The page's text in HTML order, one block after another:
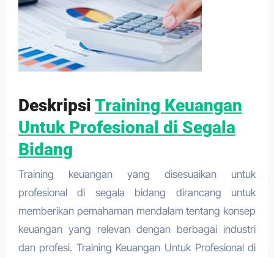
Deskripsi Training Keuangan
Untuk Profesional di Segala
Bidang
Training keuangan yang disesuaikan untuk
profesional di segala bidang dirancang untuk
memberikan pemahaman mendalam tentang konsep
keuangan yang relevan dengan berbagai industri
dan profesi. Training Keuangan Untuk Profesional di